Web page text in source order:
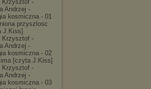
Krzysztof -
Andrzej -
kosmiczna - 01
przyszlosc
J.Kiss]
Krzysztof -
Andrzej -
kosmiczna - 02
[czyta J.Kiss]
Krzysztof -
Andrzej -
kosmiczna - 03